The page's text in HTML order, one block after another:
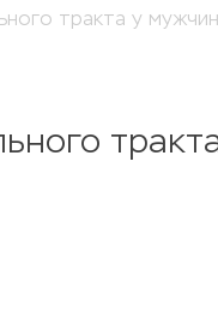
тракта у мужчин